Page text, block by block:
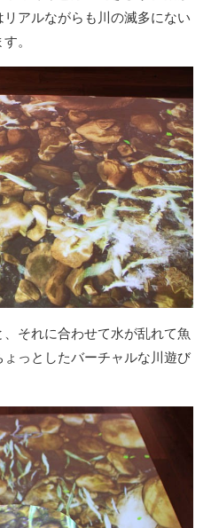
アルながらも川の滅多にない
。
それに合わせて水が乱れて魚
っとしたバーチャルな川遊び